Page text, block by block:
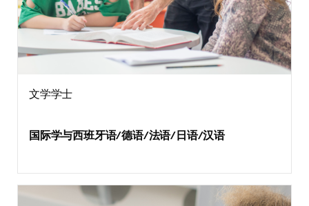
文学学士
国际学与西班牙语/德语/法语/日语/汉语